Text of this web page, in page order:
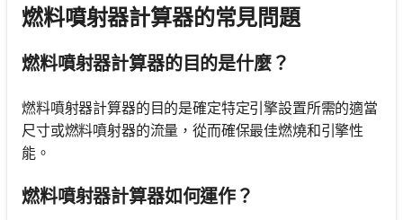
燃料噴射器計算器的常見問題
燃料噴射器計算器的目的是什麼？
燃料噴射器計算器的目的是確定特定引擎設置所需的適當
尺寸或燃料噴射器的流量，從而確保最佳燃燒和引擎性
能。
燃料噴射器計算器如何運作？